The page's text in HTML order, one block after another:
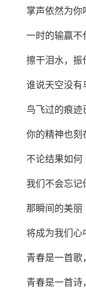
掌声依然为你
一时的输赢不
擦干泪水，振
谁说天空没有
鸟飞过的痕迹
你的精神也刻
不论结果如何
我们不会忘记
那瞬间的美丽
将成为我们心
青春是一首歌
青春是一首诗